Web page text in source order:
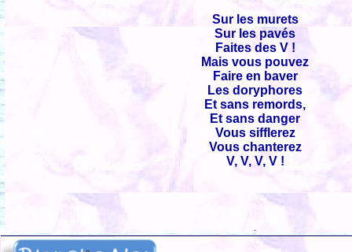
Sur les murets
Sur les pavés
Faites des V !
Mais vous pouvez
Faire en baver
Les doryphores
Et sans remords,
Et sans danger
Vous sifflerez
Vous chanterez
V, V, V, V !